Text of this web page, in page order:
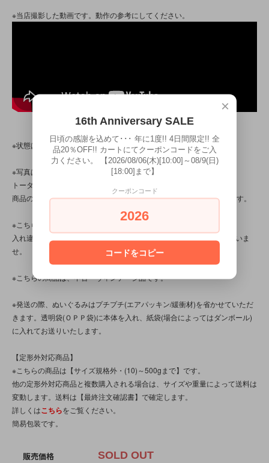
※当店撮影した動画です。動作の参考にしてください。
※状態は、6枚の写真と併せてご確認ください。
※写真は、光の当たり方によって見え方が変わる為、
トータル的に判断いただけると幸いです。
商品の特性/性質上、縫いや玉止め等に“甘さ/曖昧”差が見られる商品です。
※こちらの商品は店頭でも販売しています。
入れ違いで完売してしまう場合がございます。その際はご容赦くださいま
せ。
※こちらの商品は、中古・ヴィンテージ品です。
※発送の際、ぬいぐるみはプチプチ(エアパッキン/緩衝材)を省かせていただ
きます。透明袋(ＯＰＰ袋)に本体を入れ、紙袋(場合によってはダンボール)
に入れてお送りいたします。
【定形外対応商品】
※こちらの商品は【サイズ規格外・(10)～500gまで】です。
他の定形外対応商品と複数購入される場合は、サイズや重量によって送料は
変動します。送料は【最終注文確認書】で確定します。
詳しくはこちらをご覧ください。
簡易包装です。
販売価格 SOLD OUT
×
16th Anniversary SALE
日頃の感謝を込めて･･･ 年に1度!! 4日間限定!! 全
品20％OFF!! カートにてクーポンコードをご入
力ください。 【2026/08/06(木)[10:00]～08/9(日)
[18:00]まで】
クーポンコード
2026
コードをコピー